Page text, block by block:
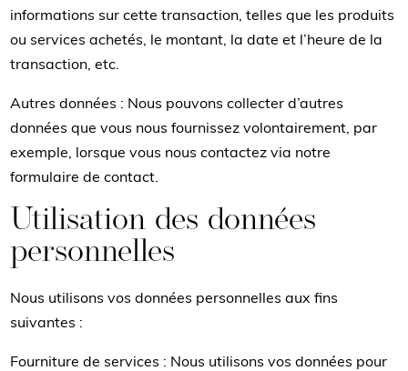
informations sur cette transaction, telles que les produits
ou services achetés, le montant, la date et l’heure de la
transaction, etc.
Autres données : Nous pouvons collecter d’autres
données que vous nous fournissez volontairement, par
exemple, lorsque vous nous contactez via notre
formulaire de contact.
Utilisation des données
personnelles
Nous utilisons vos données personnelles aux fins
suivantes :
Fourniture de services : Nous utilisons vos données pour